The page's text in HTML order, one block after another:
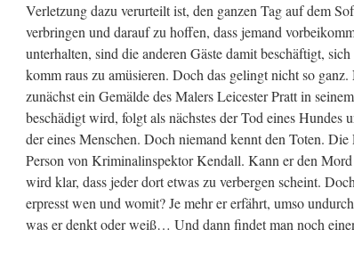
Verletzung dazu verurteilt ist, den ganzen Tag auf dem
verbringen und darauf zu hoffen, dass jemand
unterhalten, sind die anderen Gäste damit beschäftigt,
komm raus zu amüsieren. Doch das gelingt nicht so ganz.
zunächst ein Gemälde des Malers Leicester Pratt in
beschädigt wird, folgt als nächstes der Tod eines Hundes
der eines Menschen. Doch niemand kennt den Toten.
Person von Kriminalinspektor Kendall. Kann er den
wird klar, dass jeder dort etwas zu verbergen scheint.
erpresst wen und womit? Je mehr er erfährt, umso
was er denkt oder weiß… Und dann findet man noch